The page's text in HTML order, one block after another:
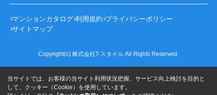
マンションカタログ 利用規約 プライバシーポリシー
サイトマップ
Copyright(c) 株式会社T-スタイル All Rights Reserved.
当サイトでは、お客様の当サイト利用状況把握、サービス向上検討を目的と
して、クッキー（Cookie）を使用しています。